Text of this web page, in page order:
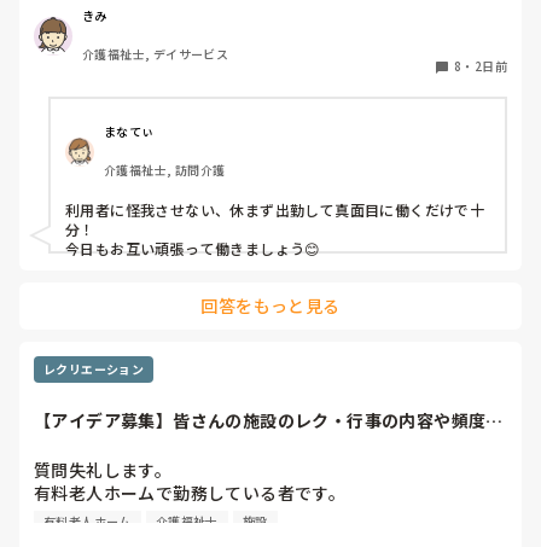
介助で言えば、要領よく動けたりと。
今の私を振り返ってみたら…何も持っていないことが虚しく
利用者からは「素直に話聞いてくれる」・「言いやすい・頼
みやすい」
って言われます。
職員から見ての私は？って考えたら答えられる自信がないで
す…
きみ
介護福祉士, デイサービス
8 ・ 2日前
まなてぃ
介護福祉士, 訪問介護
利用者に怪我させない、休まず出勤して真面目に働くだけで十
分！
今日もお互い頑張って働きましょう😊
回答をもっと見る
レクリエーション
【アイデア募集】皆さんの施設のレク・行事の内容や頻度を
質問失礼します。
有料老人ホームで勤務している者です。
有料老人ホーム 介護福祉士 施設